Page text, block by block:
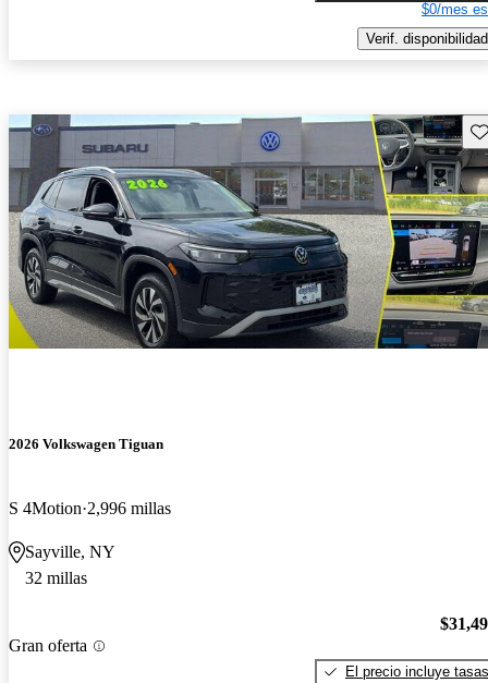
$0/mes
Verif. disponibilidad
2026 Volkswagen Tiguan
S 4Motion 2,996 millas
Sayville, NY
32 millas
Gran oferta
El precio incluye tasas